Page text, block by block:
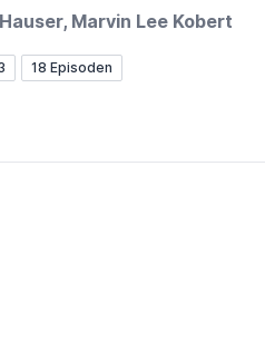
Marvin Lee Kobert
18 Episoden